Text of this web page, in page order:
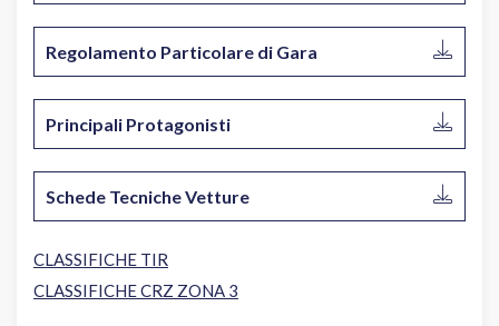
Regolamento Particolare di Gara
Principali Protagonisti
Schede Tecniche Vetture
CLASSIFICHE TIR
CLASSIFICHE CRZ ZONA 3